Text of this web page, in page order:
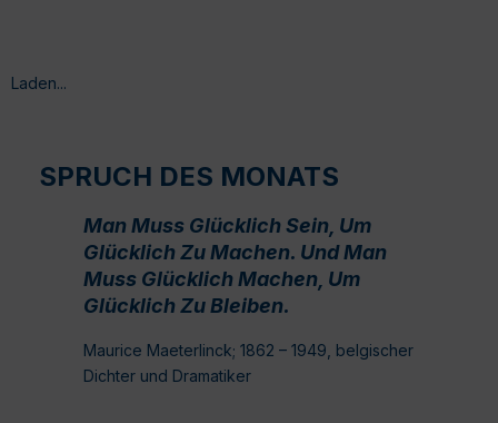
Laden...
SPRUCH DES MONATS
Man Muss Glücklich Sein, Um
Glücklich Zu Machen. Und Man
Muss Glücklich Machen, Um
Glücklich Zu Bleiben.
Maurice Maeterlinck; 1862 – 1949, belgischer
Dichter und Dramatiker